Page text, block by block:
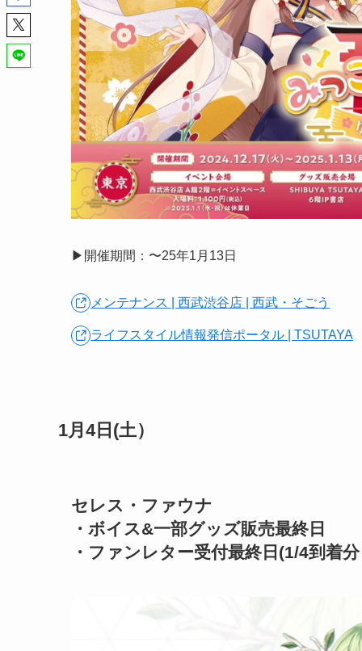
▶︎開催期間：〜25年1月13日
メンテナンス | 西武渋谷店 | 西武・そごう
ライフスタイル情報発信ポータル | TSUTAYA
1月4日(土）
セレス・ファウナ
・ボイス&一部グッズ販売最終日
・ファンレター受付最終日(1/4到着